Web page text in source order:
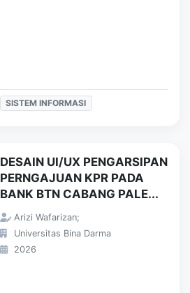
SISTEM INFORMASI
DESAIN UI/UX PENGARSIPAN
PERNGAJUAN KPR PADA
BANK BTN CABANG PALE...
Arizi Wafarizan;
Universitas Bina Darma
2026